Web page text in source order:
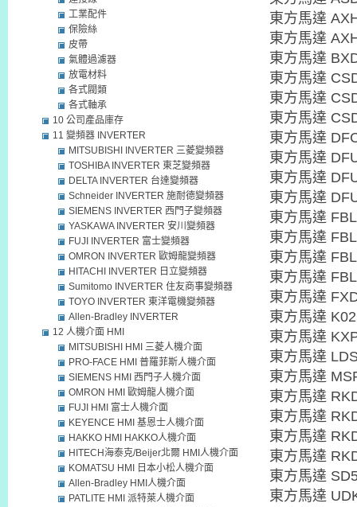
東方馬達
東方馬達
東方馬達
東方馬達
東方馬達
東方馬達
東方馬達
東方馬達
東方馬達
東方馬達
東方馬達
東方馬達
東方馬達
東方馬達
東方馬達
東方馬達
東方馬達
東方馬達
東方馬達
東方馬達
東方馬達
東方馬達
東方馬達
東方馬達
東方馬達
工業配件
保險絲
皮帶
氣體過濾器
放電材料
各式閥類
各式軸承
10 公司產品庫存
11 變頻器 INVERTER
MITSUBISHI INVERTER 三菱變頻器
TOSHIBA INVERTER 東芝變頻器
DELTA INVERTER 台達變頻器
Schneider INVERTER 施耐德變頻器
SIEMENS INVERTER 西門子變頻器
YASKAWA INVERTER 安川變頻器
FUJI INVERTER 富士變頻器
OMRON INVERTER 歐姆龍變頻器
HITACHI INVERTER 日立變頻器
Sumitomo INVERTER 住友商事變頻器
TOYO INVERTER 東洋電機變頻器
Allen-Bradley INVERTER
12 人機介面 HMI
MITSUBISHI HMI 三菱人機介面
PRO-FACE HMI 普羅菲斯人機介面
SIEMENS HMI 西門子人機介面
OMRON HMI 歐姆龍人機介面
FUJI HMI 富士人機介面
KEYENCE HMI 基恩士人機介面
HAKKO HMI HAKKO人機介面
HITECH海泰克/Beijer北爾 HMI人機介面
KOMATSU HMI 日本小松人機介面
Allen-Bradley HMI人機介面
PATLITE HMI 派特萊人機介面